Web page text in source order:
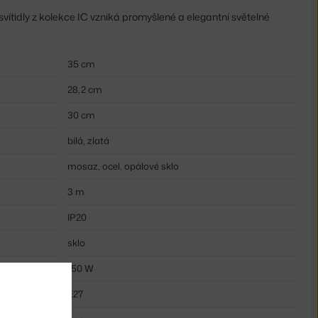
z kolekce IC vzniká promyšlené a elegantní světelné
35 cm
28,2 cm
30 cm
bílá, zlatá
mosaz, ocel, opálové sklo
3 m
IP20
sklo
150 W
E27